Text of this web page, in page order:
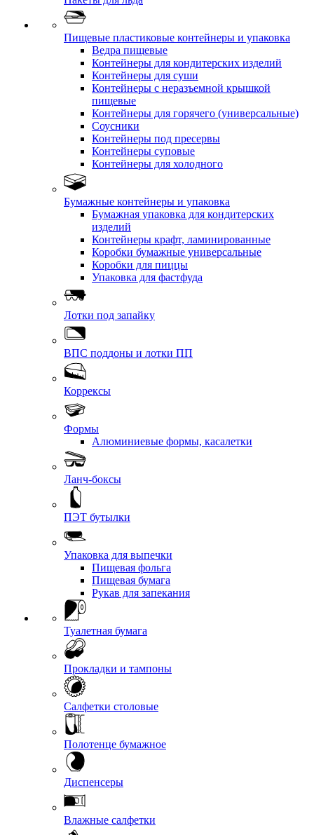
Пищевые пластиковые контейнеры и упаковка
Ведра пищевые
Контейнеры для кондитерских изделий
Контейнеры для суши
Контейнеры с неразъемной крышкой
пищевые
Контейнеры для горячего (универсальные)
Соусники
Контейнеры под пресервы
Контейнеры суповые
Контейнеры для холодного
Бумажные контейнеры и упаковка
Бумажная упаковка для кондитерских
изделий
Контейнеры крафт, ламинированные
Коробки бумажные универсальные
Коробки для пиццы
Упаковка для фастфуда
Лотки под запайку
ВПС поддоны и лотки ПП
Коррексы
Формы
Алюминиевые формы, касалетки
Ланч-боксы
ПЭТ бутылки
Упаковка для выпечки
Пищевая фольга
Пищевая бумага
Рукав для запекания
Туалетная бумага
Прокладки и тампоны
Салфетки столовые
Полотенце бумажное
Диспенсеры
Влажные салфетки